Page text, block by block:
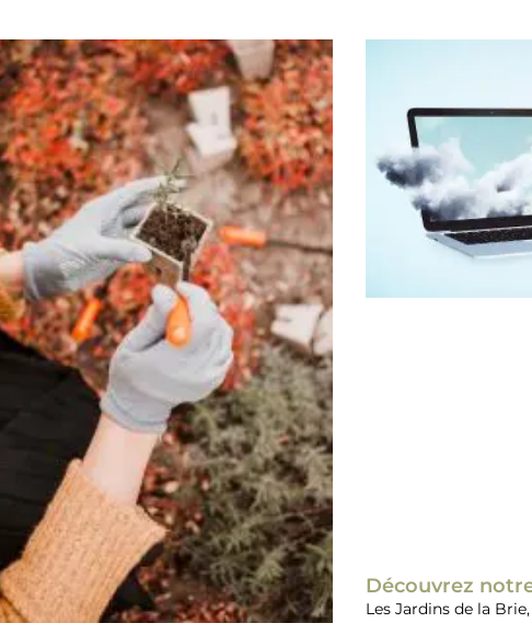
Découvrez
Les Jardins de la